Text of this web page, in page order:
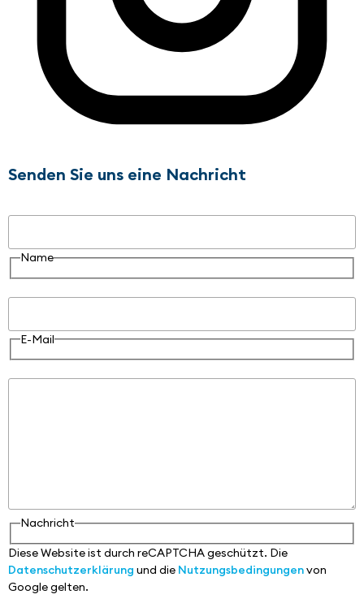
Senden Sie uns eine Nachricht
Name
E-Mail
Nachricht
Diese Website ist durch reCAPTCHA geschützt. Die
Datenschutzerklärung und die Nutzungsbedingungenvon
Google gelten.